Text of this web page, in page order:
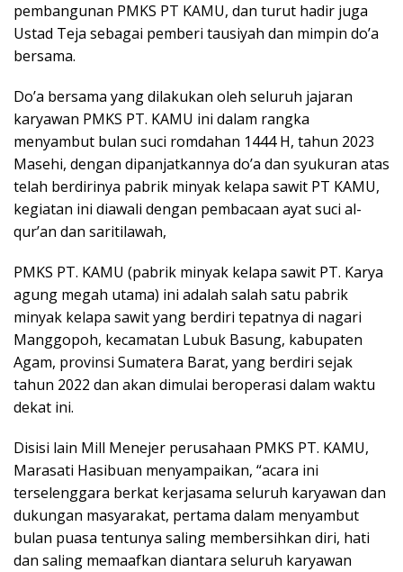
pembangunan PMKS PT KAMU, dan turut hadir juga
Ustad Teja sebagai pemberi tausiyah dan mimpin do’a
bersama.
Do’a bersama yang dilakukan oleh seluruh jajaran
karyawan PMKS PT. KAMU ini dalam rangka
menyambut bulan suci romdahan 1444 H, tahun 2023
Masehi, dengan dipanjatkannya do’a dan syukuran atas
telah berdirinya pabrik minyak kelapa sawit PT KAMU,
kegiatan ini diawali dengan pembacaan ayat suci al-
qur’an dan saritilawah,
PMKS PT. KAMU (pabrik minyak kelapa sawit PT. Karya
agung megah utama) ini adalah salah satu pabrik
minyak kelapa sawit yang berdiri tepatnya di nagari
Manggopoh, kecamatan Lubuk Basung, kabupaten
Agam, provinsi Sumatera Barat, yang berdiri sejak
tahun 2022 dan akan dimulai beroperasi dalam waktu
dekat ini.
Disisi lain Mill Menejer perusahaan PMKS PT. KAMU,
Marasati Hasibuan menyampaikan, “acara ini
terselenggara berkat kerjasama seluruh karyawan dan
dukungan masyarakat, pertama dalam menyambut
bulan puasa tentunya saling membersihkan diri, hati
dan saling memaafkan diantara seluruh karyawan